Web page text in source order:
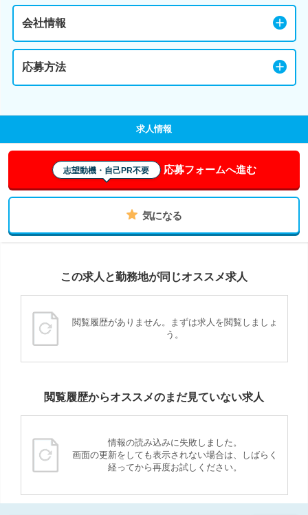
会社情報
応募方法
求人情報
志望動機・自己PR不要 応募フォームへ進む
気になる
この求人と勤務地が同じオススメ求人
閲覧履歴がありません。まずは求人を閲覧しましょ
う。
閲覧履歴からオススメのまだ見ていない求人
情報の読み込みに失敗しました。
画面の更新をしても表示されない場合は、しばらく
経ってから再度お試しください。